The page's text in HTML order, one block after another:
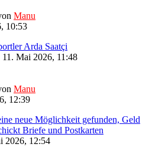
Manu
10:53
Arda Saatçi
Mai 2026, 11:48
Manu
12:39
neue Möglichkeit gefunden, Geld
Briefe und Postkarten
2026, 12:54